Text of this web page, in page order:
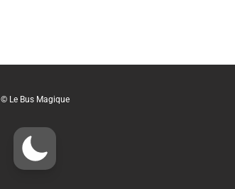
© Le Bus Magique